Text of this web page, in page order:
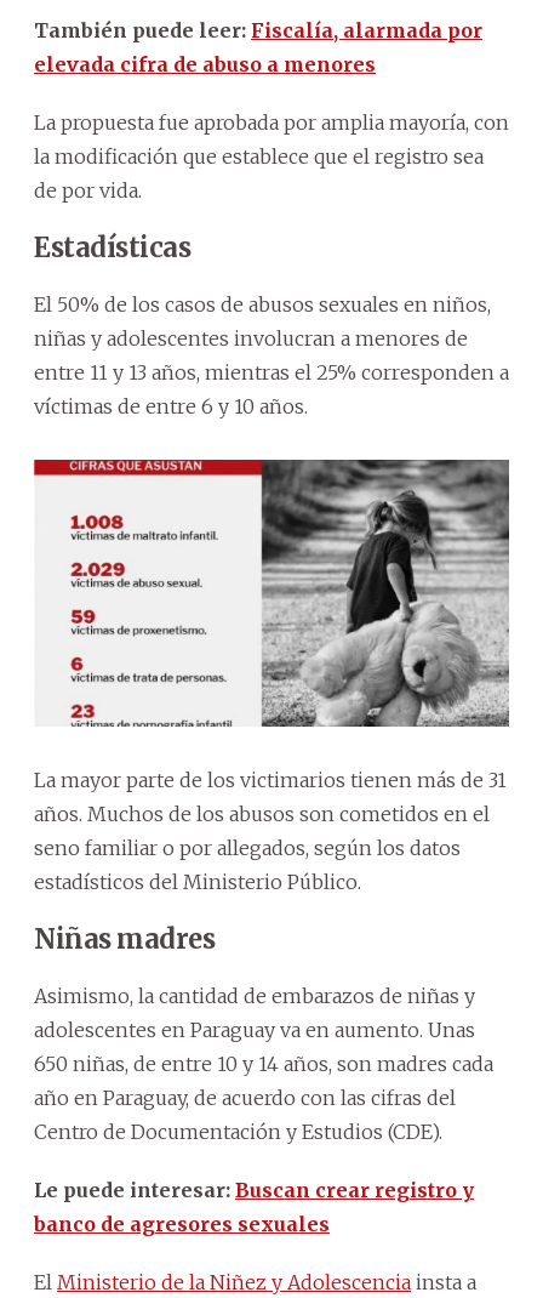
También puede leer: Fiscalía, alarmada por
elevada cifra de abuso a menores
La propuesta fue aprobada por amplia mayoría, con
la modificación que establece que el registro sea
de por vida.
Estadísticas
El 50% de los casos de abusos sexuales en niños,
niñas y adolescentes involucran a menores de
entre 11 y 13 años, mientras el 25% corresponden a
víctimas de entre 6 y 10 años.
La mayor parte de los victimarios tienen más de 31
años. Muchos de los abusos son cometidos en el
seno familiar o por allegados, según los datos
estadísticos del Ministerio Público.
Niñas madres
Asimismo, la cantidad de embarazos de niñas y
adolescentes en Paraguay va en aumento. Unas
650 niñas, de entre 10 y 14 años, son madres cada
año en Paraguay, de acuerdo con las cifras del
Centro de Documentación y Estudios (CDE).
Le puede interesar: Buscan crear registro y
banco de agresores sexuales
El Ministerio de la Niñez y Adolescencia insta a